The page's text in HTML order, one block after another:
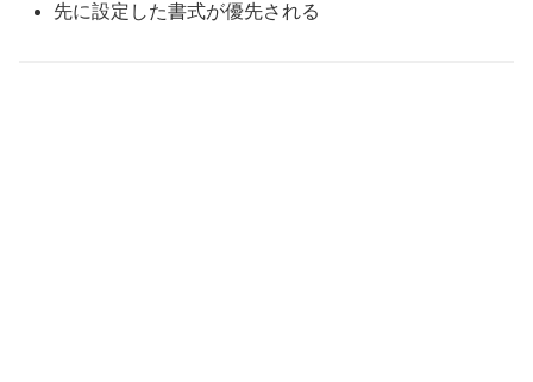
先に設定した書式が優先される